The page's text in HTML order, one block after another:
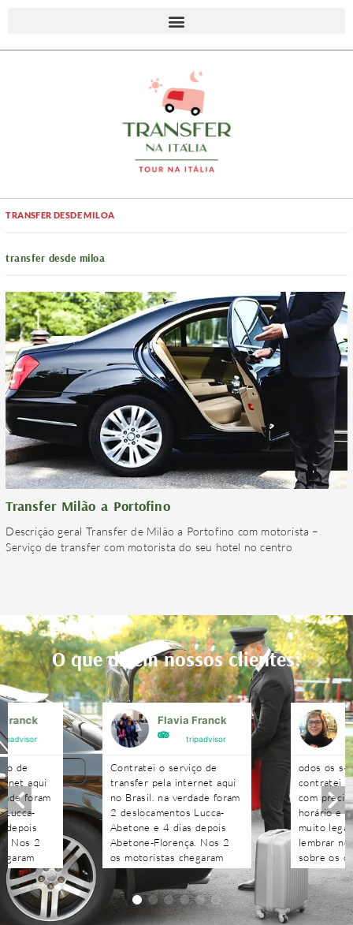
TRANSFER DESDE MILOA
transfer desde miloa
Transfer Milão a Portofino
Descrição geral Transfer de Milão a Portofino com motorista –
Serviço de transfer com motorista do seu hotel no centro
O que dizem nossos clientes:
Franck
de
aqui
foram
Lucca-
depois
Nos 2
Flavia Franck
tripadvisor
Contratei o serviço de
transfer pela internet aqui
no Brasil. na verdade foram
2 deslocamentos Lucca-
Abetone e 4 dias depois
Abetone-Florença. Nos 2
os motoristas chegaram
antes do horário
combinado, nos aguardaram
e foram muito atenciosos.
Ótimo trabalho. Podem
odos os
contratei
com
horário e
muito
lembrar
sobre os
agendados
às
recebidas